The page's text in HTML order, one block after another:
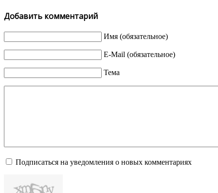
Добавить комментарий
Имя (обязательное)
E-Mail (обязательное)
Тема
Подписаться на уведомления о новых комментариях